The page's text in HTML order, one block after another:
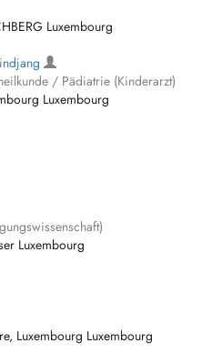
Luxembourg
/ Pädiatrie (Kinderarzt)
Luxembourg
Luxembourg
Luxembourg Luxembourg